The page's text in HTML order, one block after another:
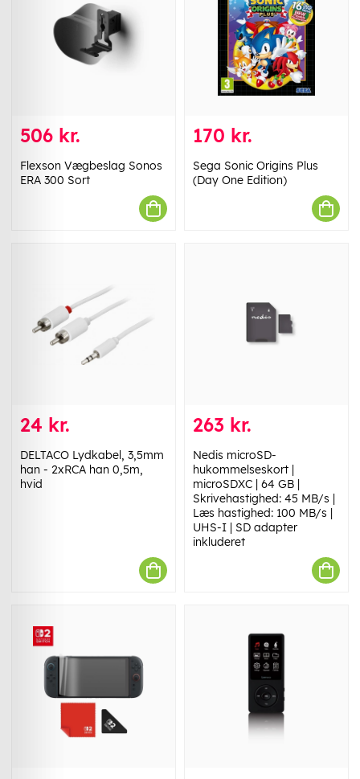
506 kr.
Flexson Vægbeslag Sonos
ERA 300 Sort
170 kr.
Sega Sonic Origins Plus
(Day One Edition)
24 kr.
DELTACO Lydkabel, 3,5mm
han - 2xRCA han 0,5m,
hvid
263 kr.
Nedis microSD-
hukommelseskort |
microSDXC | 64 GB |
Skrivehastighed: 45 MB/s |
Læs hastighed: 100 MB/s |
UHS-I | SD adapter
inkluderet